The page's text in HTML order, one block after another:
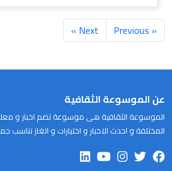
« Previous
Next »
عن الموسوعة الثقافية
الموسوعة الثقافية هى موسوعة تضم اخبار و
المختلفة و احدث الاخبار و اختبارات و الغاز تناسب